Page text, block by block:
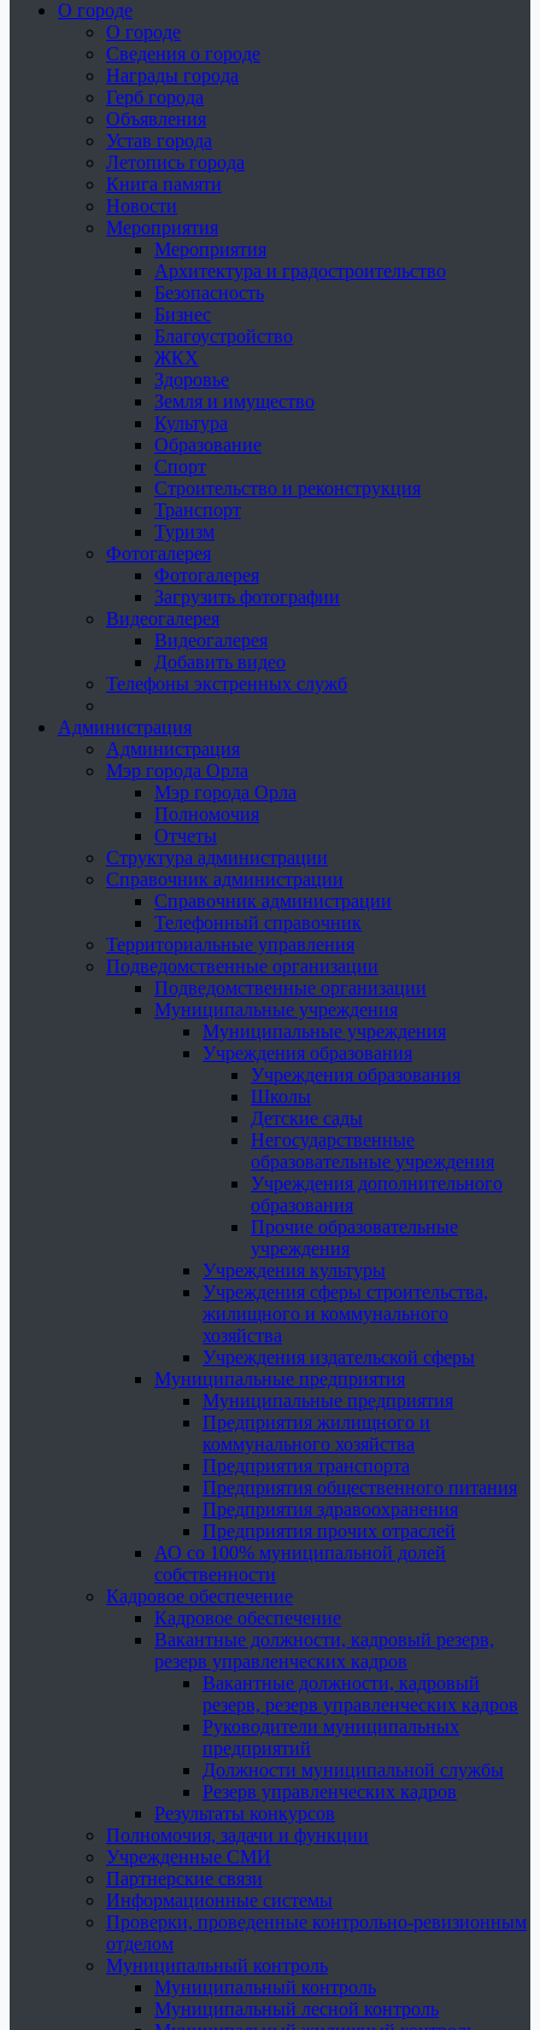
О городе
О городе
Сведения о городе
Награды города
Герб города
Объявления
Устав города
Летопись города
Книга памяти
Новости
Мероприятия
Мероприятия
Архитектура и градостроительство
Безопасность
Бизнес
Благоустройство
ЖКХ
Здоровье
Земля и имущество
Культура
Образование
Спорт
Строительство и реконструкция
Транспорт
Туризм
Фотогалерея
Фотогалерея
Загрузить фотографии
Видеогалерея
Видеогалерея
Добавить видео
Телефоны экстренных служб
Администрация
Администрация
Мэр города Орла
Мэр города Орла
Полномочия
Отчеты
Структура администрации
Справочник администрации
Справочник администрации
Телефонный справочник
Территориальные управления
Подведомственные организации
Подведомственные организации
Муниципальные учреждения
Муниципальные учреждения
Учреждения образования
Учреждения образования
Школы
Детские сады
Негосударственные
образовательные учреждения
Учреждения дополнительного
образования
Прочие образовательные
учреждения
Учреждения культуры
Учреждения сферы строительства,
жилищного и коммунального
хозяйства
Учреждения издательской сферы
Муниципальные предприятия
Муниципальные предприятия
Предприятия жилищного и
коммунального хозяйства
Предприятия транспорта
Предприятия общественного питания
Предприятия здравоохранения
Предприятия прочих отраслей
АО со 100% муниципальной долей
собственности
Кадровое обеспечение
Кадровое обеспечение
Вакантные должности, кадровый резерв,
резерв управленческих кадров
Вакантные должности, кадровый
резерв, резерв управленческих кадров
Руководители муниципальных
предприятий
Должности муниципальной службы
Резерв управленческих кадров
Результаты конкурсов
Полномочия, задачи и функции
Учрежденные СМИ
Партнерские связи
Информационные системы
Проверки, проведенные контрольно-ревизионным
отделом
Муниципальный контроль
Муниципальный контроль
Муниципальный лесной контроль